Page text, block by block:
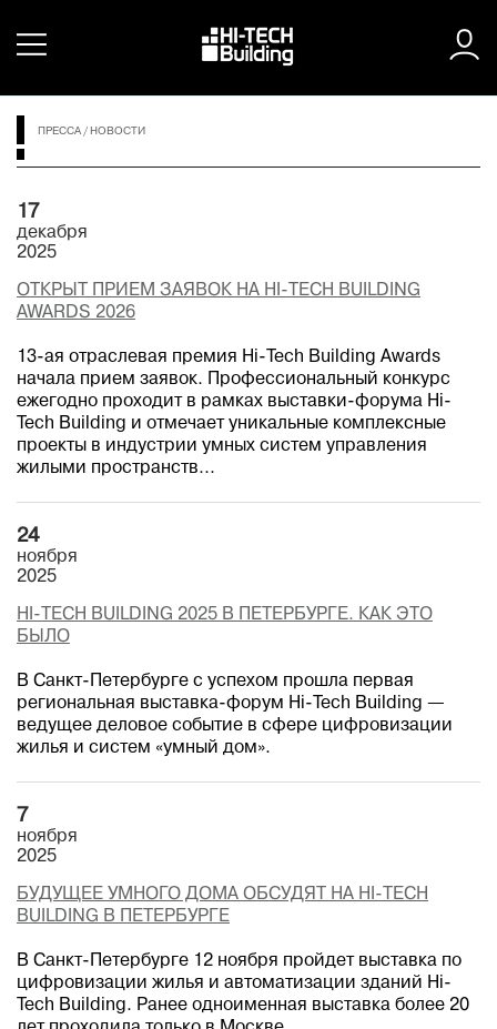
ПРЕССА / НОВОСТИ
17
декабря
2025
ОТКРЫТ ПРИЕМ ЗАЯВОК НА HI-TECH BUILDING
AWARDS 2026
13-ая отраслевая премия Hi-Tech Building Awards
начала прием заявок. Профессиональный конкурс
ежегодно проходит в рамках выставки-форума Hi-
Tech Building и отмечает уникальные комплексные
проекты в индустрии умных систем управления
жилыми пространств...
24
ноября
2025
HI-TECH BUILDING 2025 В ПЕТЕРБУРГЕ. КАК ЭТО
БЫЛО
В Санкт-Петербурге с успехом прошла первая
региональная выставка-форум Hi-Tech Building —
ведущее деловое событие в сфере цифровизации
жилья и систем «умный дом».
7
ноября
2025
БУДУЩЕЕ УМНОГО ДОМА ОБСУДЯТ НА HI-TECH
BUILDING В ПЕТЕРБУРГЕ
В Санкт-Петербурге 12 ноября пройдет выставка по
цифровизации жилья и автоматизации зданий Hi-
Tech Building. Ранее одноименная выставка более 20